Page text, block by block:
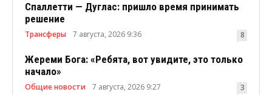
Спаллетти — Дуглас: пришло время принимать
решение
Трансферы 7 августа, 2026 9:36 8
Жереми Бога: «Ребята, вот увидите, это только
начало»
Общие новости 7 августа, 2026 9:27 3